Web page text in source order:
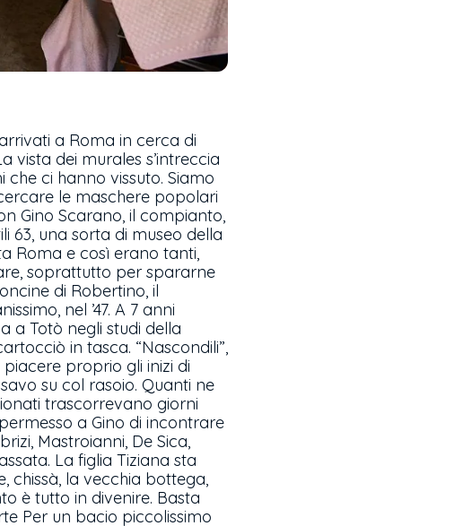
a Roma in cerca di
vista dei murales s’intreccia
ci hanno vissuto. Siamo
le maschere popolari
Gino Scarano, il compianto,
63, una sorta di museo della
Roma e così erano tanti,
soprattutto per spararne
di Robertino, il
nel ’47. A 7 anni
a Totò negli studi della
in tasca. “Nascondili”,
proprio gli inizi di
su col rasoio. Quanti ne
trascorrevano giorni
a Gino di incontrare
Mastroianni, De Sica,
La figlia Tiziana sta
chissà, la vecchia bottega,
è tutto in divenire. Basta
Per un bacio piccolissimo